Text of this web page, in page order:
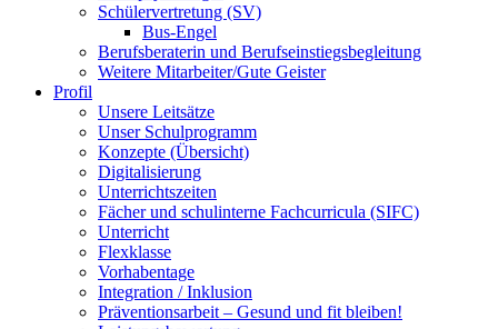
Schülervertretung (SV)
Bus-Engel
Berufsberaterin und Berufseinstiegsbegleitung
Weitere Mitarbeiter/Gute Geister
Profil
Unsere Leitsätze
Unser Schulprogramm
Konzepte (Übersicht)
Digitalisierung
Unterrichtszeiten
Fächer und schulinterne Fachcurricula (SIFC)
Unterricht
Flexklasse
Vorhabentage
Integration / Inklusion
Präventionsarbeit – Gesund und fit bleiben!